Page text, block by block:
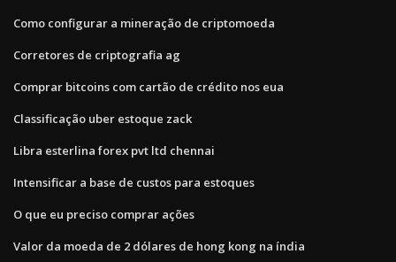
Como configurar a mineração de criptomoeda
Corretores de criptografia ag
Comprar bitcoins com cartão de crédito nos eua
Classificação uber estoque zack
Libra esterlina forex pvt ltd chennai
Intensificar a base de custos para estoques
O que eu preciso comprar ações
Valor da moeda de 2 dólares de hong kong na índia